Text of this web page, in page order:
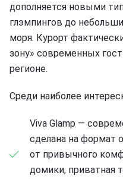
дополняется новыми
глэмпингов до
моря. Курорт
зону» современных
регионе.
Среди наиболее
Viva Glamp —
сделана на формат
от привычного
домики, приватная